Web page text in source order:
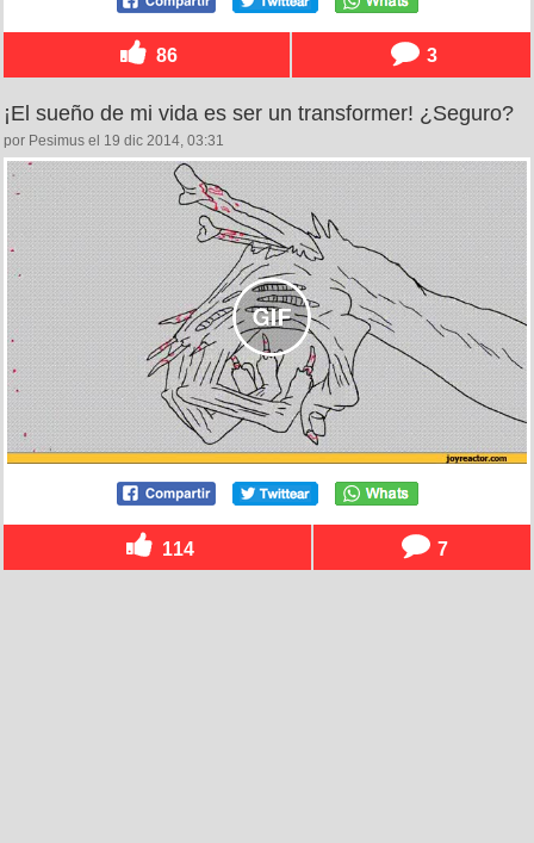
86 3
¡El sueño de mi vida es ser un transformer! ¿Seguro?
por Pesimus el 19 dic 2014, 03:31
114 7